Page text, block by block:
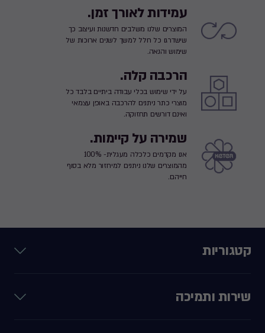
עמידות לאורך זמן.
המוצרים שלנו משלבים חדשנות ועיצוב כך
שישדרגו כל חלל למשך לשנים ארוכות של
שימוש והנאה.
הרכבה קלה.
על ידי שימוש בכלי עבודה ביתיים בלבד כל
מוצרי כתר ניתנים להרכבה באופן עצמאי
ואינם דורשים תחזוקה.
שמירה על קיימות.
אנו מקדמים כלכלה מעגלית- 100%
מהמוצרים שלנו ניתנים למיחזור מלא בסוף
חייהם.
קטגוריות
שירות ותמיכה